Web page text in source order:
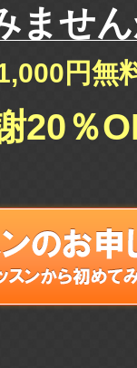
ませ
円無
20％